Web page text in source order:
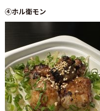
④ホル衛モン